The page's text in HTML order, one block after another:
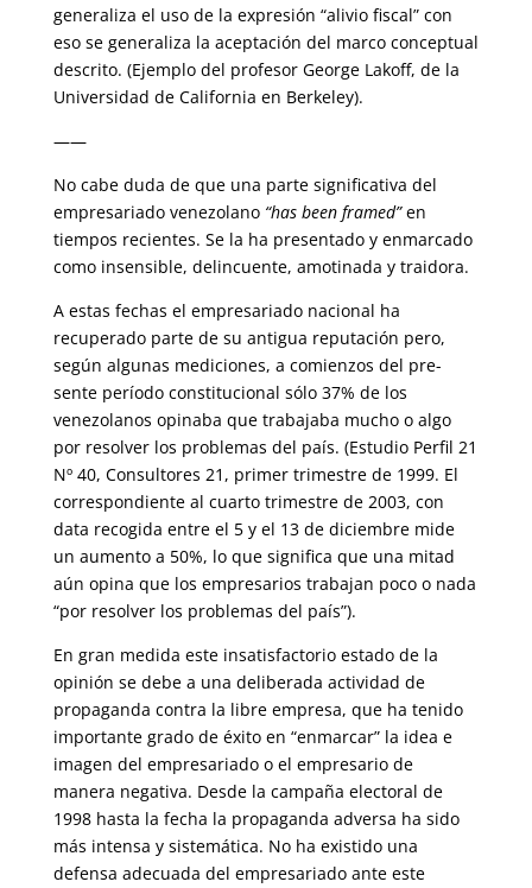
generaliza el uso de la expresión “alivio fiscal” con
eso se generaliza la aceptación del marco conceptual
descrito. (Ejemplo del profesor George Lakoff, de la
Universidad de California en Berkeley).
——
No cabe duda de que una parte significativa del
empresariado venezolano “has been framed”en
tiempos recientes. Se la ha presentado y enmar­cado
como insensible, delincuente, amotinada y traidora.
A estas fechas el empresariado nacional ha
recuperado parte de su anti­gua reputación pero,
según algunas mediciones, a comienzos del pre­
sente período constitucional sólo 37% de los
venezolanos opinaba que trabajaba mucho o algo
por resolver los problemas del país. (Estudio Per­fil 21
Nº 40, Consultores 21, primer trimestre de 1999. El
correspon­diente al cuarto trimestre de 2003, con
data recogida entre el 5 y el 13 de diciembre mide
un aumento a 50%, lo que significa que una mitad
aún opina que los empresarios trabajan poco o nada
“por resolver los proble­mas del país”).
En gran medida este insatisfactorio estado de la
opinión se debe a una deliberada actividad de
propaganda contra la libre empresa, que ha te­nido
importante grado de éxito en “enmarcar” la idea e
imagen del em­presariado o el empresario de
manera negativa. Desde la campaña electo­ral de
1998 hasta la fecha la propaganda adversa ha sido
más intensa y sistemática. No ha existido una
defensa adecuada del empresariado ante este